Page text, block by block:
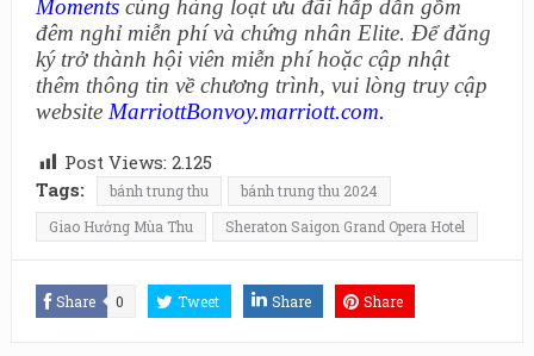
Momentscùng hàng loạt ưu đãi hấp dẫn gồm
đêm nghỉ miễn phí và chứng nhân Elite. Để đăng
ký trở thành hội viên miễn phí hoặc cập nhật
thêm thông tin về chương trình, vui lòng truy cập
website MarriottBonvoy.marriott.com.
Post Views: 2.125
Tags:
bánh trung thu
bánh trung thu 2024
Giao Hưởng Mùa Thu
Sheraton Saigon Grand Opera Hotel
Share 0 Tweet Share Share